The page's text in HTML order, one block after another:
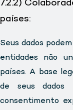
7.2.2)
países:
Seus dados
entidades não
países. A base
de seus dados
consentimento